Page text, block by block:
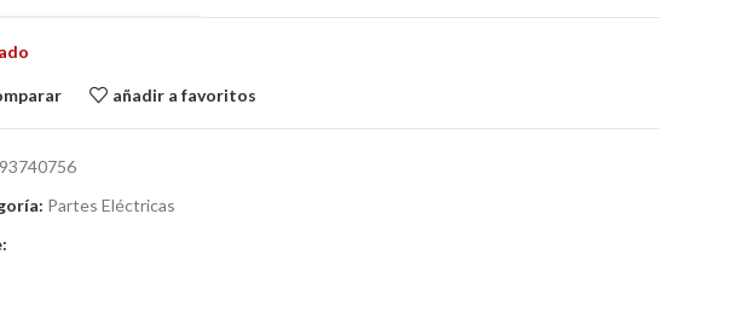
añadir a favoritos
93740756
Partes Eléctricas